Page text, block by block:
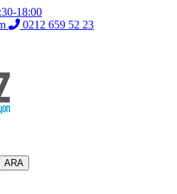
18:00
0212 659 52 23
ARA